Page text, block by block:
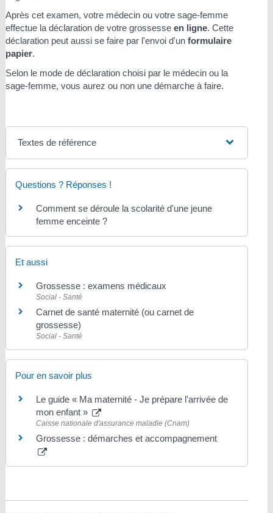
Après cet examen, votre médecin ou votre sage-femme
effectue la déclaration de votre grossesse en ligne. Cette
déclaration peut aussi se faire par l'envoi d'un formulaire
papier.
Selon le mode de déclaration choisi par le médecin ou la
sage-femme, vous aurez ou non une démarche à faire.
Textes de référence
Questions ? Réponses !
Comment se déroule la scolarité d'une jeune
femme enceinte ?
Et aussi
Grossesse : examens médicaux
Social - Santé
Carnet de santé maternité (ou carnet de
grossesse)
Social - Santé
Pour en savoir plus
Le guide « Ma maternité - Je prépare l'arrivée de
mon enfant »
Caisse nationale d'assurance maladie (Cnam)
Grossesse : démarches et accompagnement